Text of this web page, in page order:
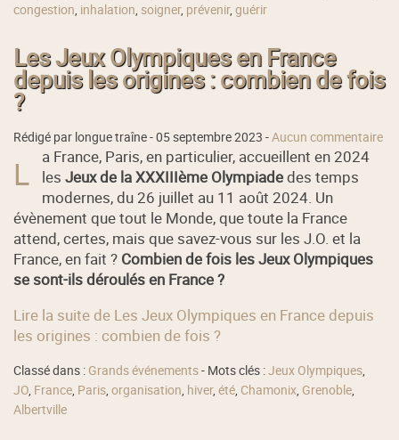
congestion, inhalation, soigner, prévenir,guérir
Les Jeux Olympiques en France
depuis les origines : combien de fois
?
Rédigé par longue traîne -05 septembre 2023 -Aucun commentaire
L
a France, Paris, en particulier, accueillent en 2024
lesJeux de la XXXIIIème Olympiadedes temps
modernes, du 26 juillet au 11 août 2024. Un
évènement que tout le Monde, que toute la France
attend, certes, mais que savez-vous sur les J.O. et la
France, en fait ? Combien de fois les Jeux Olympiques
se sont-ils déroulés en France ?
Lire la suite de Les Jeux Olympiques en France depuis
les origines : combien de fois ?
Classé dans : Grands événements- Mots clés :Jeux Olympiques,
JO, France, Paris,organisation, hiver,été, Chamonix, Grenoble,
Albertville